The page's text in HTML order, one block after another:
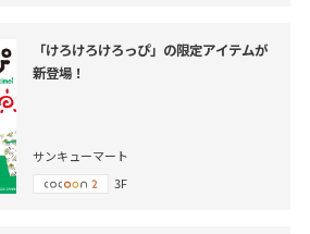
「けろけろけろっぴ」の限定アイテムが
新登場！
サンキューマート
3F